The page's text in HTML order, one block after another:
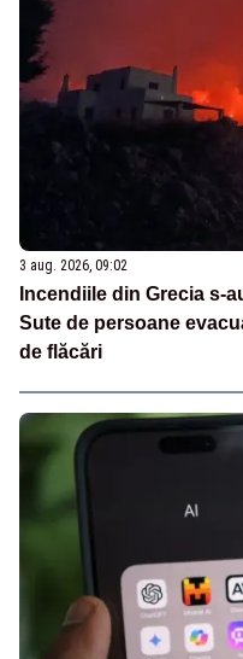
3 aug. 2026, 09:02
Incendiile din Grecia s-
Sute de persoane
de flăcări